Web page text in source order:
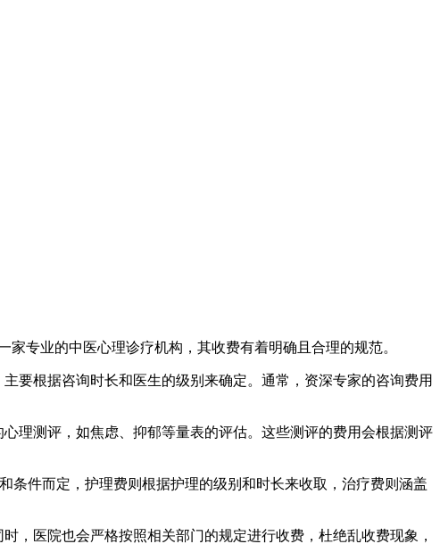
专业的中医心理诊疗机构，其收费有着明确且合理的规范。
要根据咨询时长和医生的级别来确定。通常，资深专家的咨询费用
理测评，如焦虑、抑郁等量表的评估。这些测评的费用会根据测评
条件而定，护理费则根据护理的级别和时长来收取，治疗费则涵盖
，医院也会严格按照相关部门的规定进行收费，杜绝乱收费现象，